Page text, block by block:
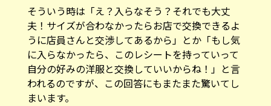
そういう時は「え？入らなそう？それでも大丈
夫！サイズが合わなかったらお店で交換できるよ
うに店員さんと交渉してあるから」とか「もし気
に入らなかったら、このレシートを持っていって
自分の好みの洋服と交換していいからね！」と言
われるのですが、この回答にもまたまた驚いてし
まいます。